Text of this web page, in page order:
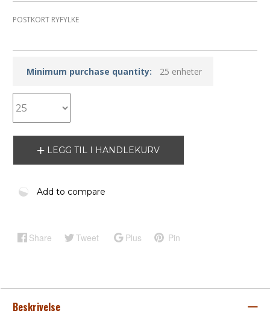
POSTKORT RYFYLKE
Minimum purchase quantity: 25 enheter
LEGG TIL I HANDLEKURV
Add to compare
Share Tweet Plus Pin
Beskrivelse